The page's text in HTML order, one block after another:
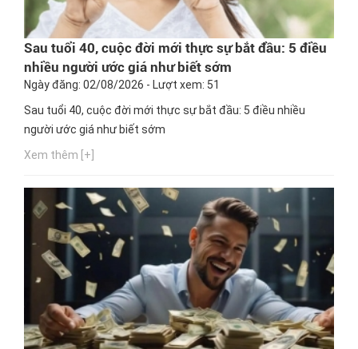
Sau tuổi 40, cuộc đời mới thực sự bắt đầu: 5 điều
nhiều người ước giá như biết sớm
Ngày đăng: 02/08/2026 - Lượt xem: 51
Sau tuổi 40, cuộc đời mới thực sự bắt đầu: 5 điều nhiều
người ước giá như biết sớm
Xem thêm [+]